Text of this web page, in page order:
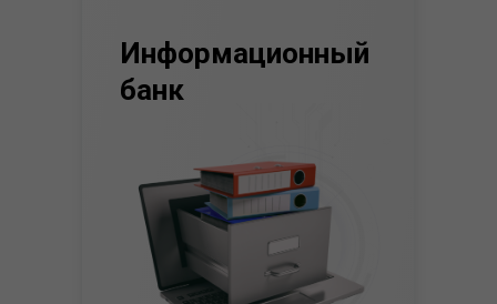
Информационный
банк